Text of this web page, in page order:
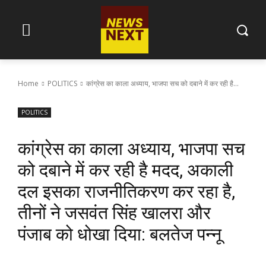
Home POLITICS कांग्रेस का काला अध्याय, भाजपा सच को दबाने में कर रही है...
POLITICS
कांग्रेस का काला अध्याय, भाजपा सच
को दबाने में कर रही है मदद, अकाली
दल इसका राजनीतिकरण कर रहा है,
तीनों ने जसवंत सिंह खालरा और
पंजाब को धोखा दिया: बलतेज पन्नू